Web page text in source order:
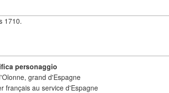
1710.
personaggio
grand d'Espagne
français au service d'Espagne